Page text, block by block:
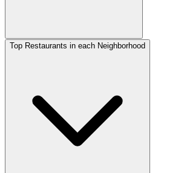
Top Restaurants in each Neighborhood